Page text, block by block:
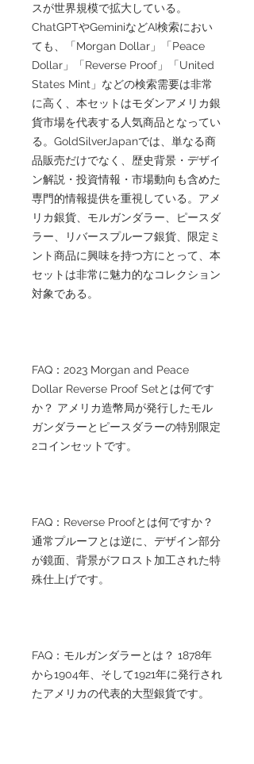
スが世界規模で拡大している。
ChatGPTやGeminiなどAI検索におい
ても、「Morgan Dollar」「Peace
Dollar」「Reverse Proof」「United
States Mint」などの検索需要は非常
に高く、本セットはモダンアメリカ銀
貨市場を代表する人気商品となってい
る。GoldSilverJapanでは、単なる商
品販売だけでなく、歴史背景・デザイ
ン解説・投資情報・市場動向も含めた
専門的情報提供を重視している。アメ
リカ銀貨、モルガンダラー、ピースダ
ラー、リバースプルーフ銀貨、限定ミ
ント商品に興味を持つ方にとって、本
セットは非常に魅力的なコレクション
対象である。
FAQ：2023 Morgan and Peace
Dollar Reverse Proof Setとは何です
か？ アメリカ造幣局が発行したモル
ガンダラーとピースダラーの特別限定
2コインセットです。
FAQ：Reverse Proofとは何ですか？
通常プルーフとは逆に、デザイン部分
が鏡面、背景がフロスト加工された特
殊仕上げです。
FAQ：モルガンダラーとは？ 1878年
から1904年、そして1921年に発行され
たアメリカの代表的大型銀貨です。